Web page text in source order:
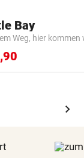
Bay
Weg, hier kommen
chevron_right